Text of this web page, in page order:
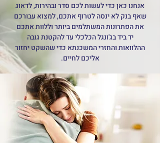
אנחנו כאן כדי לעשות לכם סדר ובהירות, לדאוג
שאף בנק לא ינסה לטרוף אתכם, למצוא עבורכם
את הפתרונות המשתלמים ביותר וללוות אתכם
יד ביד בג'ונגל הכלכלי עד להקטנת גובה
ההלוואות והחזרי המשכנתא כדי שהשקט יחזור
אליכם לחיים.